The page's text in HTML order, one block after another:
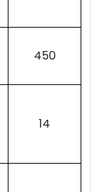
450
14